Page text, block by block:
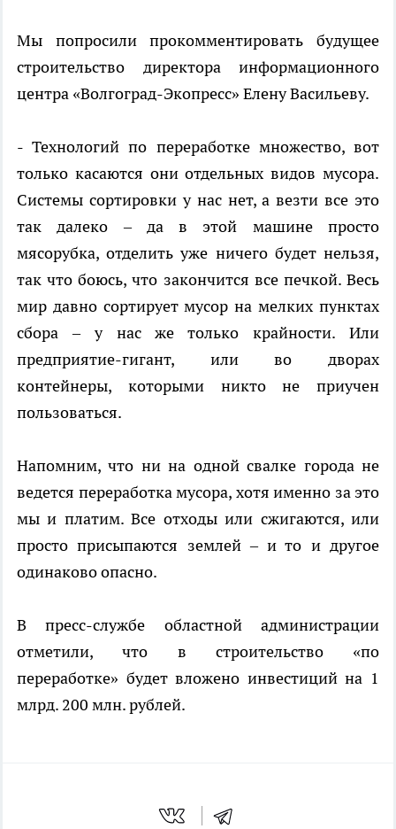
Мы попросили прокомментировать будущее
строительство директора информационного
центра «Волгоград-Экопресс» Елену Васильеву.
- Технологий по переработке множество, вот
только касаются они отдельных видов мусора.
Системы сортировки у нас нет, а везти все это
так далеко – да в этой машине просто
мясорубка, отделить уже ничего будет нельзя,
так что боюсь, что закончится все печкой. Весь
мир давно сортирует мусор на мелких пунктах
сбора – у нас же только крайности. Или
предприятие-гигант, или во дворах
контейнеры, которыми никто не приучен
пользоваться.
Напомним, что ни на одной свалке города не
ведется переработка мусора, хотя именно за это
мы и платим. Все отходы или сжигаются, или
просто присыпаются землей – и то и другое
одинаково опасно.
В пресс-службе областной администрации
отметили, что в строительство «по
переработке» будет вложено инвестиций на 1
млрд. 200 млн. рублей.